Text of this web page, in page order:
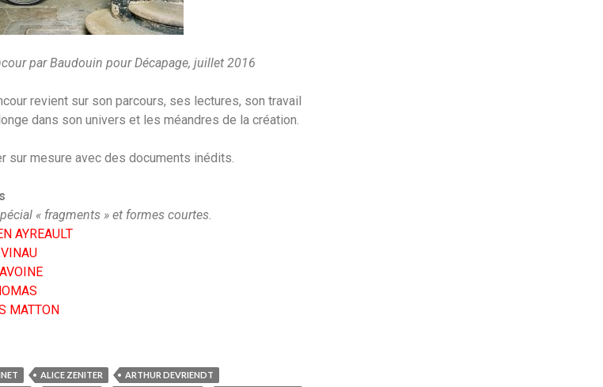
par Baudouin pour Décapage, juillet 2016
revient sur son parcours, ses lectures, son travail
dans son univers et les méandres de la création.
sur mesure avec des documents inédits.
« fragments » et formes courtes.
AYREAULT
MATTON
ALICE ZENITER
ARTHUR DEVRIENDT